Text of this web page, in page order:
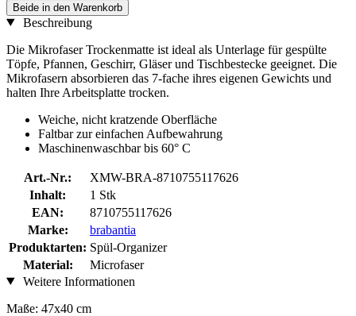
Beide in den Warenkorb
Beschreibung
Die Mikrofaser Trockenmatte ist ideal als Unterlage für gespülte
Töpfe, Pfannen, Geschirr, Gläser und Tischbestecke geeignet. Die
Mikrofasern absorbieren das 7-fache ihres eigenen Gewichts und
halten Ihre Arbeitsplatte trocken.
Weiche, nicht kratzende Oberfläche
Faltbar zur einfachen Aufbewahrung
Maschinenwaschbar bis 60° C
Art.-Nr.:
XMW-BRA-8710755117626
Inhalt:
1 Stk
EAN:
8710755117626
Marke:
brabantia
Produktarten: Spül-Organizer
Material:
Microfaser
Weitere Informationen
Maße: 47x40 cm